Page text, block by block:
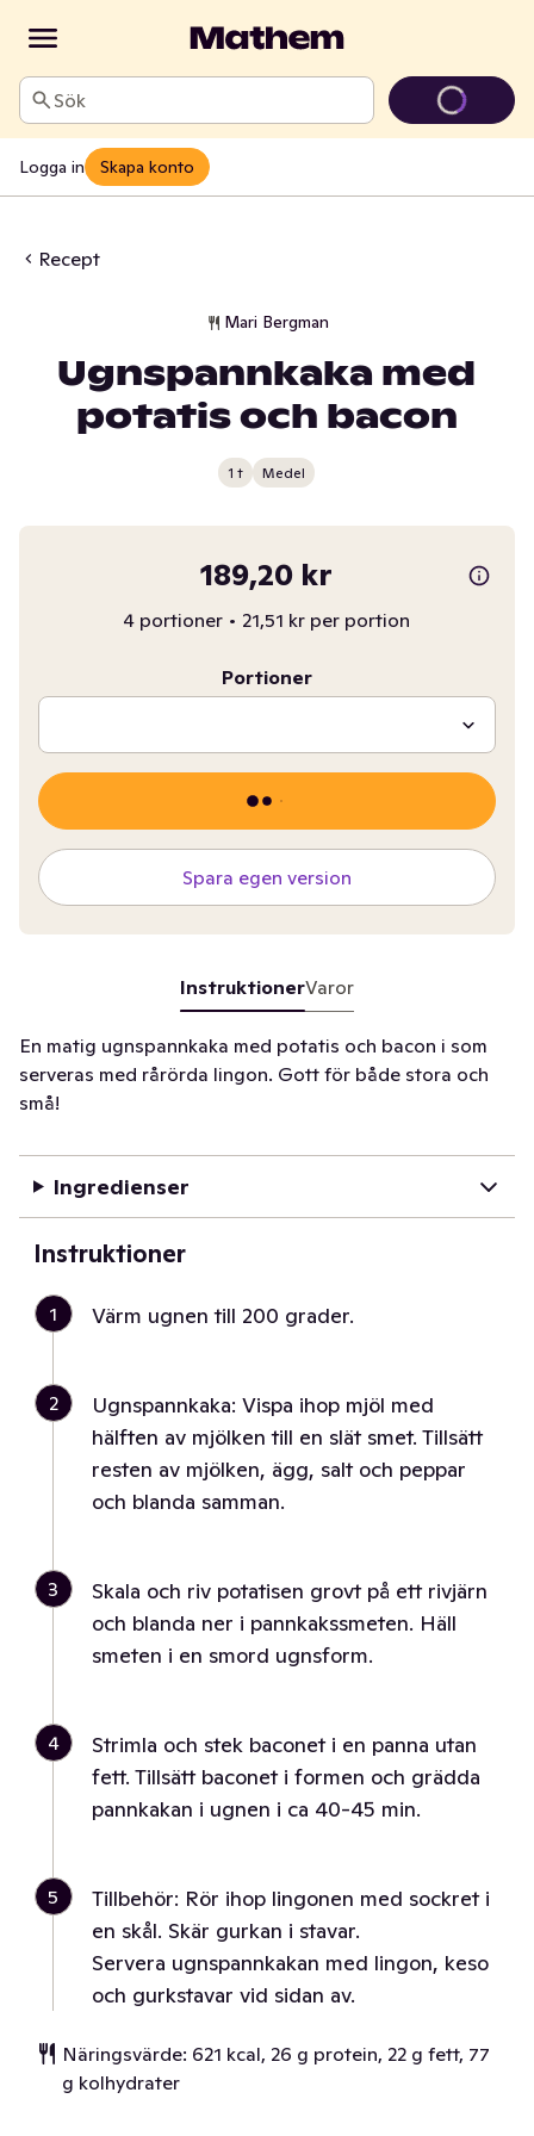
Sök
Logga in Skapa konto
Recept
Mari Bergman
Ugnspannkaka med
potatis och bacon
1 t Medel
189,20 kr
4 portioner • 21,51 kr per portion
Portioner
Spara egen version
InstruktionerVaror
En matig ugnspannkaka med potatis och bacon i som
serveras med rårörda lingon. Gott för både stora och
små!
Ingredienser
Instruktioner
1 Värm ugnen till 200 grader.
2
Ugnspannkaka: Vispa ihop mjöl med
hälften av mjölken till en slät smet. Tillsätt
resten av mjölken, ägg, salt och peppar
och blanda samman.
3
Skala och riv potatisen grovt på ett rivjärn
och blanda ner i pannkakssmeten. Häll
smeten i en smord ugnsform.
4
Strimla och stek baconet i en panna utan
fett. Tillsätt baconet i formen och grädda
pannkakan i ugnen i ca 40-45 min.
5
Tillbehör: Rör ihop lingonen med sockret i
en skål. Skär gurkan i stavar.
Servera ugnspannkakan med lingon, keso
och gurkstavar vid sidan av.
Näringsvärde: 621 kcal, 26 g protein, 22 g fett, 77
g kolhydrater